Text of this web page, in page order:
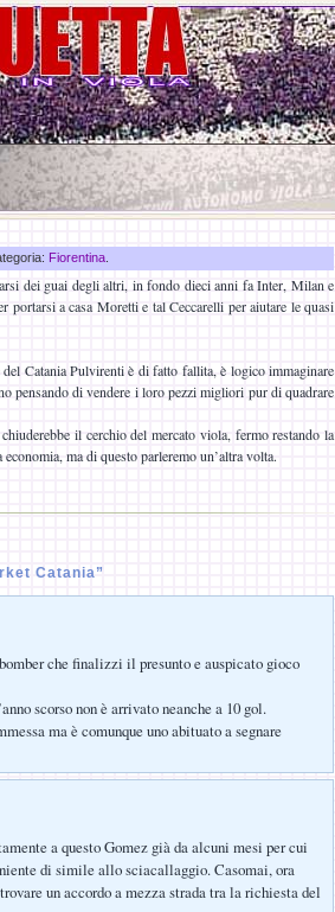
Fiorentina
dei guai degli altri, in fondo dieci anni fa Inter, Milan e
portarsi a casa Moretti e tal Ceccarelli per aiutare le quasi
del Catania Pulvirenti è di fatto fallita, è logico immaginare
pensando di vendere i loro pezzi migliori pur di quadrare
il cerchio del mercato viola, fermo restando la
ma di questo parleremo un’altra volta.
Catania”
che finalizzi il presunto e auspicato gioco
scorso non è arrivato neanche a 10 gol.
ma è comunque uno abituato a segnare
a questo Gomez già da alcuni mesi per cui
di simile allo sciacallaggio. Casomai, ora
un accordo a mezza strada tra la richiesta del